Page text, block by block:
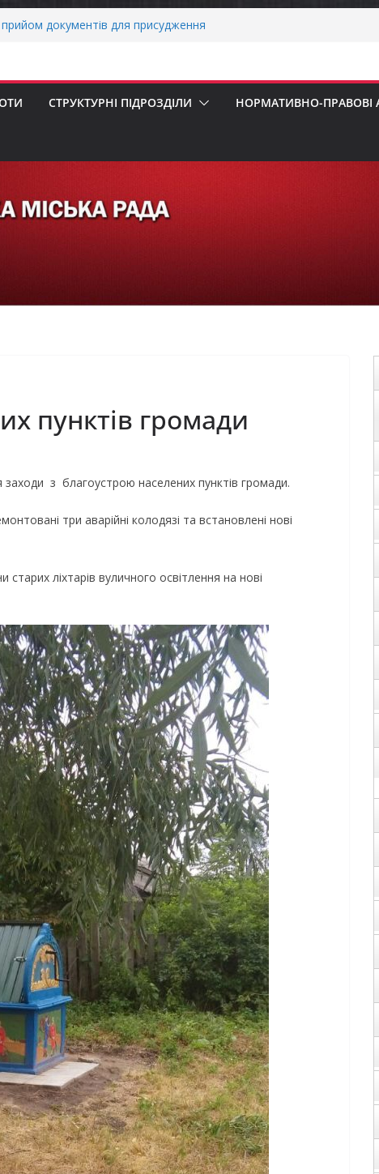
випробовує жителів громади
спекою
стійкості України
програми «Діалог влади та
СТРУКТУРНІ ПІДРОЗДІЛИ НОРМАТИВНО-ПРАВОВІ
пунктів громади
з благоустрою населених пунктів громади.
три аварійні колодязі та встановлені нові
ліхтарів вуличного освітлення на нові